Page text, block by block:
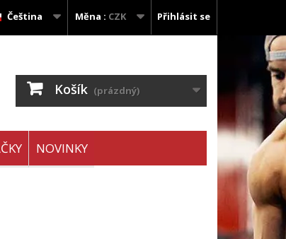
Přihlásit se
Měna : CZK
Čeština
Košík (prázdný)
NOVINKY